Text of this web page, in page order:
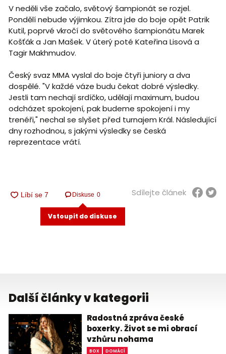
V neděli vše začalo, světový šampionát se rozjel.
Pondělí nebude výjimkou. Zítra jde do boje opět Patrik
Kutil, poprvé vkročí do světového šampionátu Marek
Košťák a Jan Mašek. V úterý poté Kateřina Lisová a
Tagir Makhmudov.
Český svaz MMA vyslal do boje čtyři juniory a dva
dospělé. "V každé váze budu čekat dobré výsledky.
Jestli tam nechají srdíčko, udělají maximum, budou
odcházet spokojení, pak budeme spokojení i my
trenéři," nechal se slyšet před turnajem Král. Následující
dny rozhodnou, s jakými výsledky se česká
reprezentace vrátí.
Diskuse 0
Vstoupit do diskuse
Sdílejte článek
Další články v kategorii
Radostná zpráva české
boxerky. Život se mi obrací
vzhůru nohama
BOX DOMÁCÍ